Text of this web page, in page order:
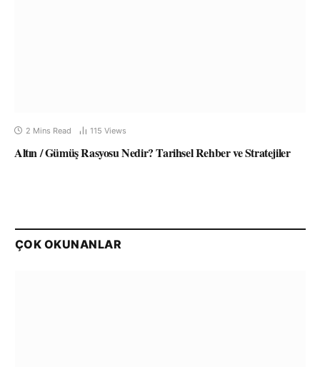
2 Mins Read 115 Views
Altın / Gümüş Rasyosu Nedir? Tarihsel Rehber ve Stratejiler
ÇOK OKUNANLAR